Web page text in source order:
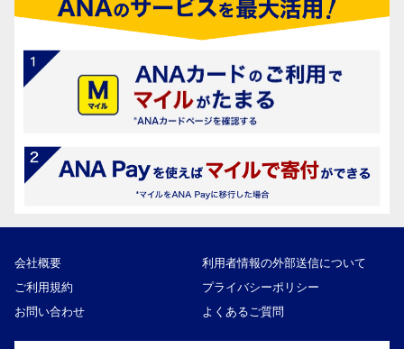
会社概要
利用者情報の外部送信について
ご利用規約
プライバシーポリシー
お問い合わせ
よくあるご質問